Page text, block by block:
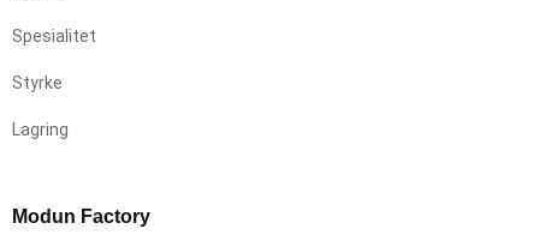
Spesialitet
Styrke
Lagring
Modun Factory